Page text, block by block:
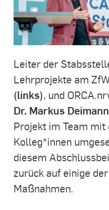
Leiter der
Lehrprojekte am
(links), und
Dr. Markus
Projekt im Team mit
Kolleg*innen
diesem
zurück auf einige
Maßnahmen.